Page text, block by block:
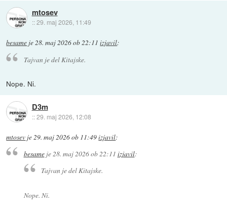
mtosev
::29. maj 2026, 11:49
besame je28. maj 2026 ob 22:11 izjavil:
Tajvan je del Kitajske.
Nope. Ni.
D3m
::29. maj 2026, 12:08
mtosev je 29. maj 2026 ob 11:49izjavil:
besameje28. maj 2026 ob 22:11 izjavil:
Tajvan je del Kitajske.
Nope. Ni.